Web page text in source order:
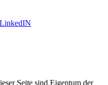
LinkedIN
Seite sind Eigentum der